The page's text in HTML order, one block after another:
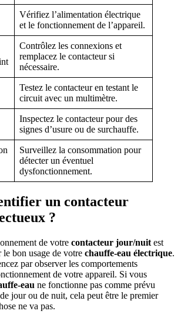
Vérifiez l’alimentation électrique
et le fonctionnement de l’appareil.
Contrôlez les connexions et
remplacez le contacteur si
nécessaire.
Testez le contacteur en testant le
circuit avec un multimètre.
Inspectez le contacteur pour des
signes d’usure ou de surchauffe.
Surveillez la consommation pour
détecter un éventuel
dysfonctionnement.
un contacteur
?
de votre contacteur jour/nuit est
le bon usage de votre chauffe-eau électrique.
par observer les comportements
de votre appareil. Si vous
eau ne fonctionne pas comme prévu
jour ou de nuit, cela peut être le premier
ne va pas.